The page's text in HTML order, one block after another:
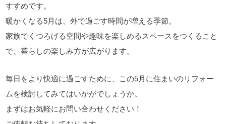
すすめです。
暖かくなる5月は、外で過ごす時間が増える季節。
家族でくつろげる空間や趣味を楽しめるスペースをつくること
で、暮らしの楽しみ方が広がります。
毎日をより快適に過ごすために、この5月に住まいのリフォー
ムを検討してみてはいかがでしょうか。
まずはお気軽にお問い合わせください！